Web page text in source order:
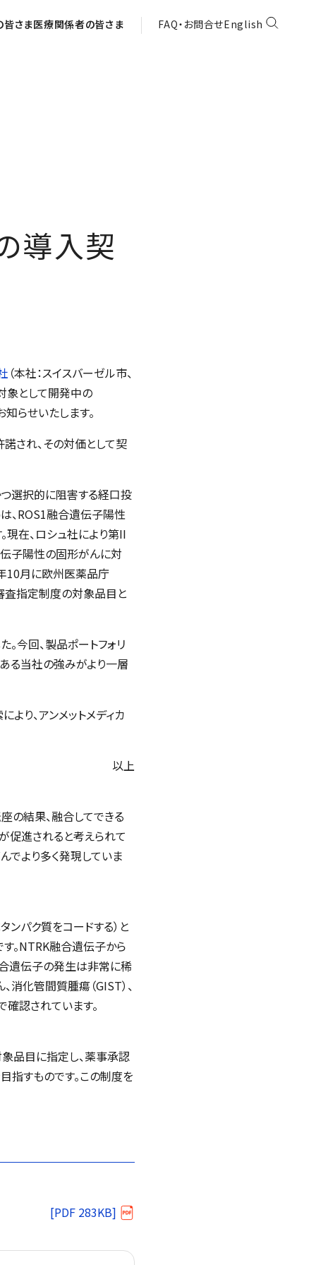
皆さま医療関係者の皆さま FAQ・お問合せEnglish
導入契
（本社：スイスバーゼル市、
象として開発中の
らせいたします。
され、その対価として契
選択的に阻害する経口投
、ROS1融合遺伝子陽性
在、ロシュ社により第II
子陽性の固形がんに対
10月に欧州医薬品庁
査指定制度の対象品目と
今回、製品ポートフォリ
る当社の強みがより一層
り、アンメットメディカ
以上
の結果、融合してできる
促進されると考えられて
でより多く発現していま
ンパク質をコードする）と
。NTRK融合遺伝子から
遺伝子の発生は非常に稀
消化管間質腫瘍（GIST）、
認されています。
品目に指定し、薬事承認
指すものです。この制度を
[PDF 283KB]